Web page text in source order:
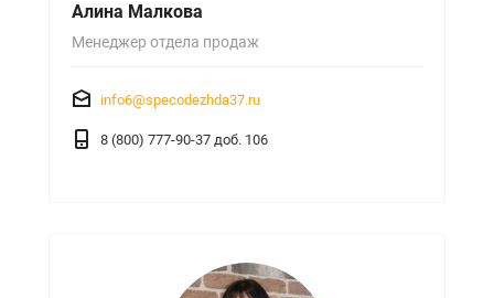
Алина Малкова
Менеджер отдела продаж
info6@specodezhda37.ru
8 (800) 777-90-37 доб. 106